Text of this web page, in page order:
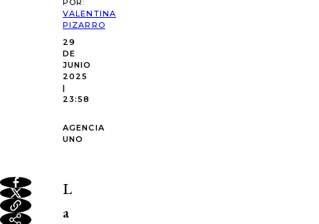
POR:
VALENTINA
PIZARRO
29
DE
JUNIO
2025
|
23:58
AGENCIA
UNO
L
a